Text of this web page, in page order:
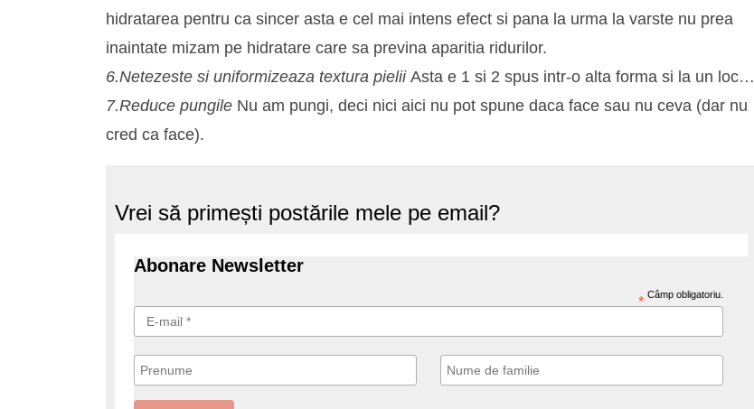
hidratarea pentru ca sincer asta e cel mai intens efect si pana la urma la varste nu prea
inaintate mizam pe hidratare care sa previna aparitia ridurilor.
6.Netezeste si uniformizeaza textura pielii Asta e 1 si 2 spus intr-o alta forma si la un loc…
7.Reduce pungile Nu am pungi, deci nici aici nu pot spune daca face sau nu ceva (dar nu
cred ca face).
Vrei să primești postările mele pe email?
Abonare Newsletter
* Câmp obligatoriu.